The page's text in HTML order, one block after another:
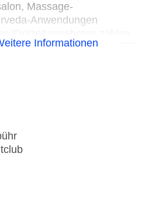
Massage-
Anwendungen
ein Miniclub und eine
Informationen